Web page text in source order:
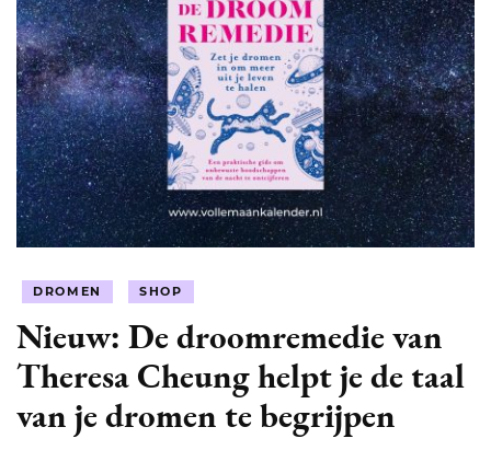
DROMEN SHOP
Nieuw: De droomremedie van
Theresa Cheung helpt je de taal
van je dromen te begrijpen